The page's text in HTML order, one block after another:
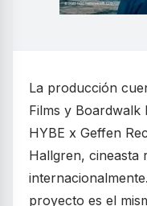
La producción
Films y Boardwalk
HYBE x Geffen
Hallgren, cineasta
proyecto es el